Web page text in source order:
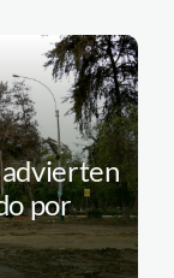
por